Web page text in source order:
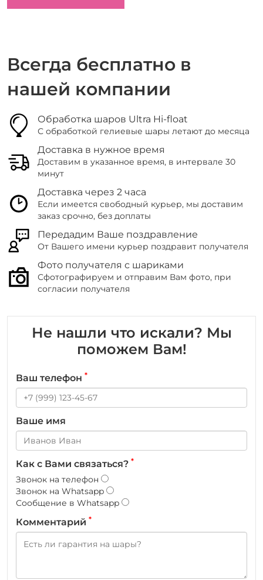
Всегда бесплатно в
нашей компании
Обработка шаров Ultra Hi-float
С обработкой гелиевые шары летают до месяца
Доставка в нужное время
Доставим в указанное время, в интервале 30
минут
Доставка через 2 часа
Если имеется свободный курьер, мы доставим
заказ срочно, без доплаты
Передадим Ваше поздравление
От Вашего имени курьер поздравит получателя
Фото получателя с шариками
Сфотографируем и отправим Вам фото, при
согласии получателя
Не нашли что искали? Мы
поможем Вам!
Ваш телефон *
Ваше имя
Как с Вами связаться? *
Звонок на телефон
Звонок на Whatsapp
Сообщение в Whatsapp
Комментарий *